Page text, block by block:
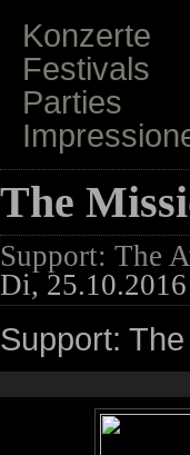
Konzerte
Festivals
Parties
The
Support: The
Di,
Support: